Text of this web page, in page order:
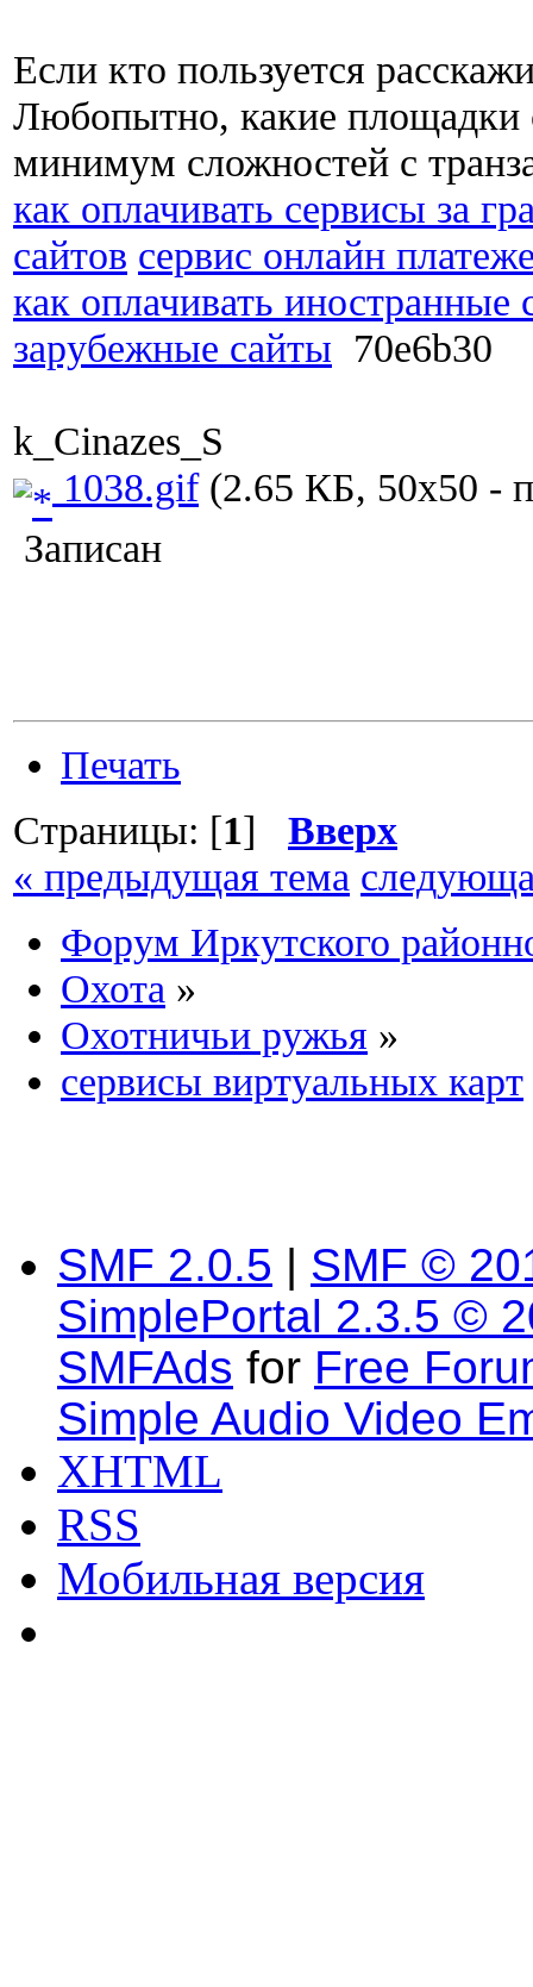
Если кто пользуется
Любопытно, какие площадки
минимум сложностей с
как оплачивать сервисы за
сайтов сервис онлайн
как оплачивать иностранные
зарубежные сайты 70e6b30
k_Cinazes_S
1038.gif(2.65 КБ, 50x50 -
Записан
Печать
Страницы: [1] Вверх
« предыдущая тема
Форум Иркутского
Охота »
Охотничьи ружья »
сервисы виртуальных карт
SMF 2.0.5 | SMF ©
SimplePortal 2.3.5 ©
SMFAds for Free
Simple Audio Video
XHTML
RSS
Мобильная версия